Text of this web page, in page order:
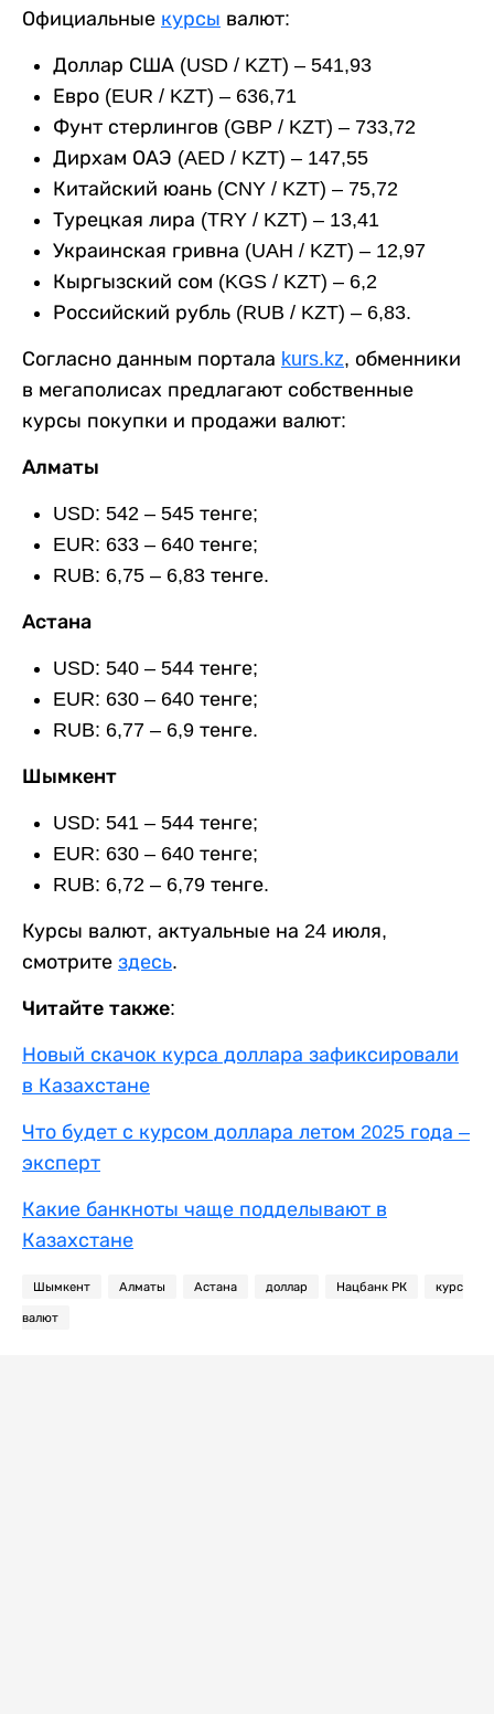
Официальные курсы валют:
Доллар США (USD / KZT) – 541,93
Евро (EUR / KZT) – 636,71
Фунт стерлингов (GBP / KZT) – 733,72
Дирхам ОАЭ (AED / KZT) – 147,55
Китайский юань (CNY / KZT) – 75,72
Турецкая лира (TRY / KZT) – 13,41
Украинская гривна (UAH / KZT) – 12,97
Кыргызский сом (KGS / KZT) – 6,2
Российский рубль (RUB / KZT) – 6,83.
Согласно данным портала kurs.kz, обменники
в мегаполисах предлагают собственные
курсы покупки и продажи валют:
Алматы
USD: 542 – 545 тенге;
EUR: 633 – 640 тенге;
RUB: 6,75 – 6,83 тенге.
Астана
USD: 540 – 544 тенге;
EUR: 630 – 640 тенге;
RUB: 6,77 – 6,9 тенге.
Шымкент
USD: 541 – 544 тенге;
EUR: 630 – 640 тенге;
RUB: 6,72 – 6,79 тенге.
Курсы валют, актуальные на 24 июля,
смотрите здесь.
Читайте также:
Новый скачок курса доллара зафиксировали
в Казахстане
Что будет с курсом доллара летом 2025 года –
эксперт
Какие банкноты чаще подделывают в
Казахстане
Шымкент Алматы Астана доллар Нацбанк РК курс
валют